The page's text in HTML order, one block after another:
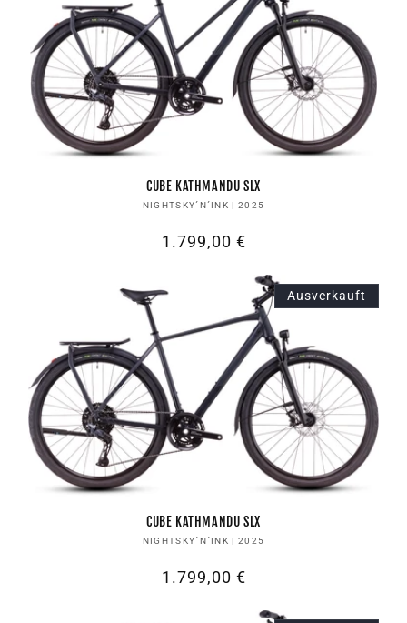
CUBE KATHMANDU SLX
Anbieter:
NIGHTSKY´N´INK | 2025
Normaler
1.799,00 €
Ausverkauft
CUBE KATHMANDU SLX
Anbieter:
NIGHTSKY´N´INK | 2025
Normaler
1.799,00 €